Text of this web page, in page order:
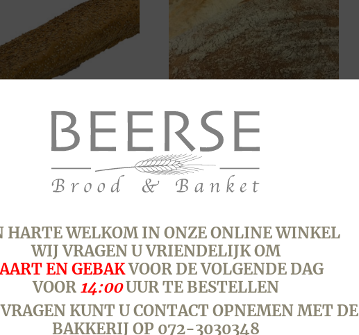
THUIS AFBAKKEN
aan winkelwagen
DESEM, WIT TARWE
(MIDDENBROOD)
Toevoegen aan winkelwagen
HARTE WELKOM IN ONZE ONLINE WINKEL
WIJ VRAGEN U VRIENDELIJK OM
EN GEBAKVOOR DE VOLGENDE DAG
VOOR 14:00UUR TE BESTELLEN
KUNT U CONTACT OPNEMEN MET DE
BAKKERIJ OP 072-3030348